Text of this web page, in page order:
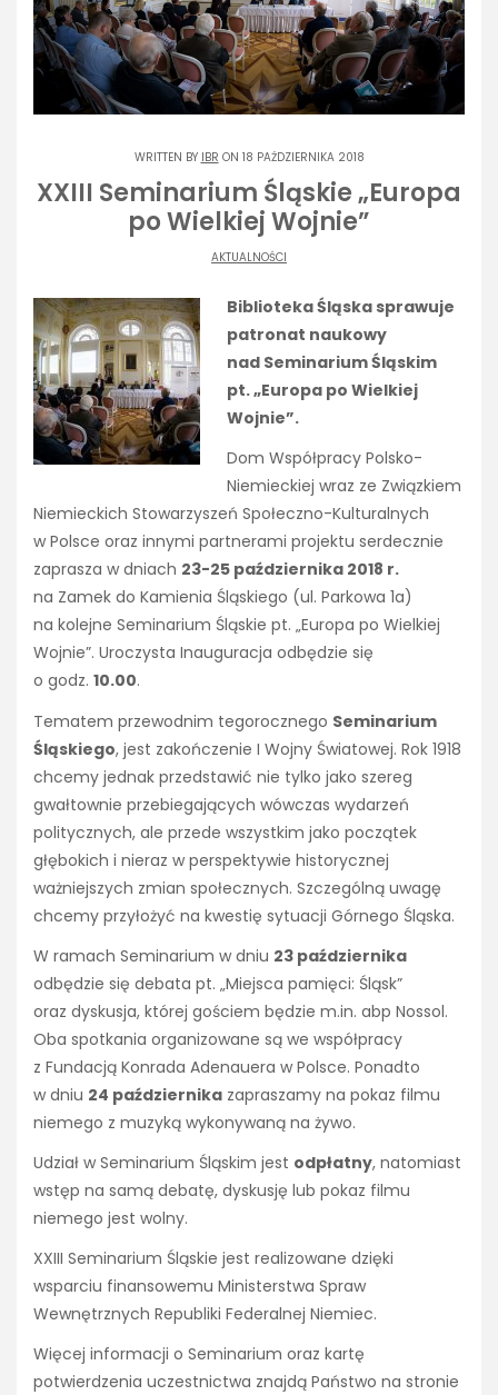
WRITTEN BY IBR ON 18 PAŹDZIERNIKA 2018
XXIII Seminarium Śląskie „Europa
po Wielkiej Wojnie”
AKTUALNOŚCI
Biblioteka Śląska sprawuje
patronat naukowy
nad Seminarium Śląskim
pt. „Europa po Wielkiej
Wojnie”.
Dom Współpracy Polsko-
Niemieckiej wraz ze Związkiem
Niemieckich Stowarzyszeń Społeczno-Kulturalnych
w Polsce oraz innymi partnerami projektu serdecznie
zaprasza w dniach 23-25 października 2018 r.
na Zamek do Kamienia Śląskiego (ul. Parkowa 1a)
na kolejne Seminarium Śląskie pt. „Europa po Wielkiej
Wojnie”. Uroczysta Inauguracja odbędzie się
o godz. 10.00.
Tematem przewodnim tegorocznego Seminarium
Śląskiego, jest zakończenie I Wojny Światowej. Rok 1918
chcemy jednak przedstawić nie tylko jako szereg
gwałtownie przebiegających wówczas wydarzeń
politycznych, ale przede wszystkim jako początek
głębokich i nieraz w perspektywie historycznej
ważniejszych zmian społecznych. Szczególną uwagę
chcemy przyłożyć na kwestię sytuacji Górnego Śląska.
W ramach Seminarium w dniu 23 października
odbędzie się debata pt. „Miejsca pamięci: Śląsk”
oraz dyskusja, której gościem będzie m.in. abp Nossol.
Oba spotkania organizowane są we współpracy
z Fundacją Konrada Adenauera w Polsce. Ponadto
w dniu 24 października zapraszamy na pokaz filmu
niemego z muzyką wykonywaną na żywo.
Udział w Seminarium Śląskim jest odpłatny, natomiast
wstęp na samą debatę, dyskusję lub pokaz filmu
niemego jest wolny.
XXIII Seminarium Śląskie jest realizowane dzięki
wsparciu finansowemu Ministerstwa Spraw
Wewnętrznych Republiki Federalnej Niemiec.
Więcej informacji o Seminarium oraz kartę
potwierdzenia uczestnictwa znajdą Państwo na stronie